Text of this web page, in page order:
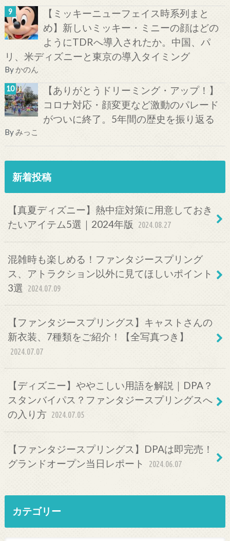
【ミッキーニューフェイス時系列まと
め】新しいミッキー・ミニーの顔はどの
ようにTDRへ導入されたか。中国、パ
リ、米ディズニーと東京の導入タイミング
By かのん
【ありがとうドリーミング・アップ！】
コロナ対応・顔変更など激動のパレード
がついに終了。5年間の歴史を振り返る
Byみっこ
新着投稿
【真夏ディズニー】熱中症対策に用意しておき
たいアイテム5選｜2024年版
2024.08.27
混雑時も楽しめる！ファンタジースプリング
ス、アトラクション以外に見てほしいポイント
3選
2024.07.09
【ファンタジースプリングス】キャストさんの
新衣装、7種類をご紹介！【全写真つき】
2024.07.07
【ディズニー】ややこしい用語を解説｜DPA？
スタンバイパス？ファンタジースプリングスへ
の入り方 2024.07.05
【ファンタジースプリングス】DPAは即完売！
グランドオープン当日レポート
2024.06.07
カテゴリー